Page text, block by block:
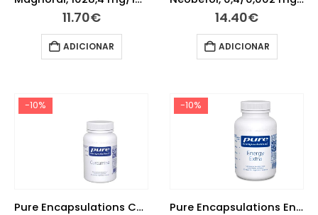
11.70€
ADICIONAR
14.40€
ADICIONAR
-10%
Pure Encapsulations Curcumina 60 Capsulas
-10%
Pure Encapsulations Energy Extra 60 Capsulas